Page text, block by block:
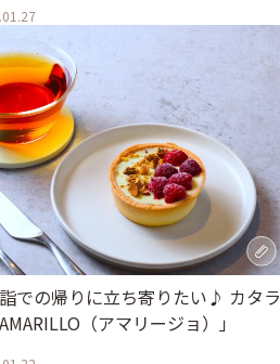
での帰りに立ち寄りたい♪ カタラ
（アマリージョ）」